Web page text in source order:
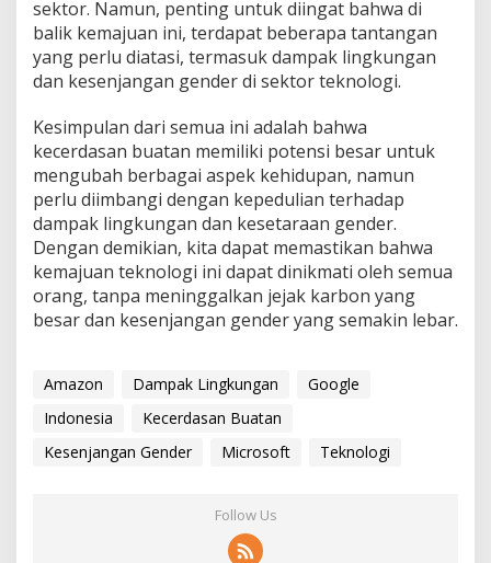
sektor. Namun, penting untuk diingat bahwa di
balik kemajuan ini, terdapat beberapa tantangan
yang perlu diatasi, termasuk dampak lingkungan
dan kesenjangan gender di sektor teknologi.
Kesimpulan dari semua ini adalah bahwa
kecerdasan buatan memiliki potensi besar untuk
mengubah berbagai aspek kehidupan, namun
perlu diimbangi dengan kepedulian terhadap
dampak lingkungan dan kesetaraan gender.
Dengan demikian, kita dapat memastikan bahwa
kemajuan teknologi ini dapat dinikmati oleh semua
orang, tanpa meninggalkan jejak karbon yang
besar dan kesenjangan gender yang semakin lebar.
Amazon Dampak Lingkungan
Google
Indonesia
Kecerdasan Buatan
Kesenjangan Gender
Microsoft Teknologi
Follow Us